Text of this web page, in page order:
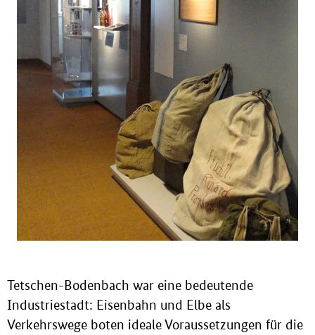
Tetschen-Bodenbach war eine bedeutende
Industriestadt: Eisenbahn und Elbe als
Verkehrswege boten ideale Voraussetzungen für die